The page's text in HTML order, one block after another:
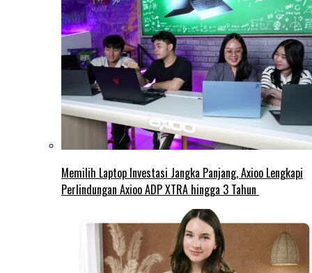
Memilih Laptop Investasi Jangka Panjang, Axioo Lengkapi
Perlindungan Axioo ADP XTRA hingga 3 Tahun